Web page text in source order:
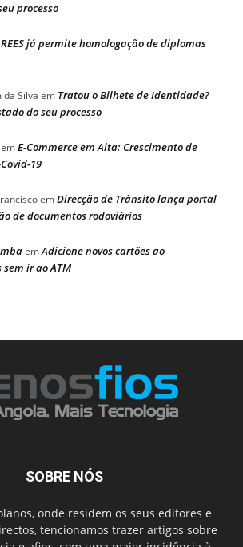
processo
já permite homologação de diplomas
da Silva em Tratou o Bilhete de Identidade?
do seu processo
emE-Commerce em Alta: Crescimento de
19
emDirecção de Trânsito lança portal
de documentos rodoviários
emAdicione novos cartões ao
ir ao ATM
SOBRE NÓS
onde residem os seus editores e
tencionamos trazer artigos sobre